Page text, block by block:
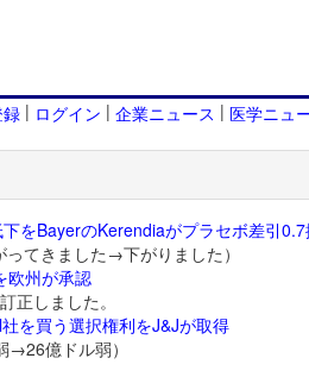
| ログイン | 企業ニュース | 医学ニュ
をBayerのKerendiaがプラセボ差引0.7
てきました→下がりました）
欧州が承認
しました。
を買う選択権利をJ&Jが取得
→26億ドル弱）